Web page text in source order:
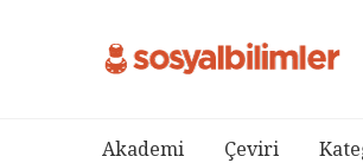
Akademi Çeviri